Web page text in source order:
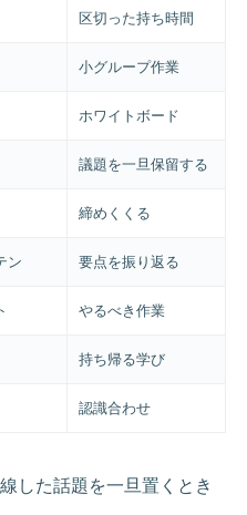
区切った持ち時間
小グループ作業
ホワイトボード
議題を一旦保留する
締めくくる
ン 要点を振り返る
やるべき作業
持ち帰る学び
認識合わせ
した話題を一旦置くとき